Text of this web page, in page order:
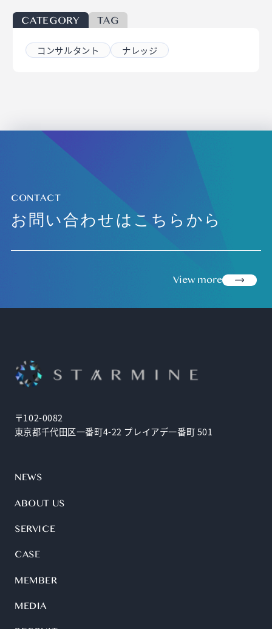
CATEGORY TAG
コンサルタント ナレッジ
CONTACT
お問い合わせはこちらから
view more
〒102-0082
東京都千代田区一番町4-22 プレイアデ一番町 501
NEWS
ABOUT US
SERVICE
CASE
MEMBER
MEDIA